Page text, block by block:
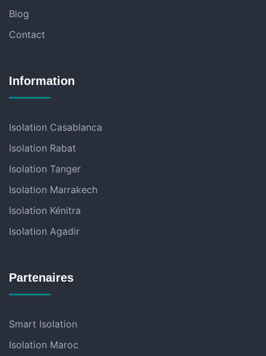
Blog
Contact
Information
Isolation Casablanca
Isolation Rabat
Isolation Tanger
Isolation Marrakech
Isolation Kénitra
Isolation Agadir
Partenaires
Smart Isolation
Isolation Maroc